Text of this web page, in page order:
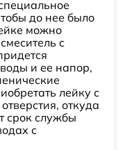
до нее было
можно
с
и ее напор,
лейку с
откуда
срок службы
с